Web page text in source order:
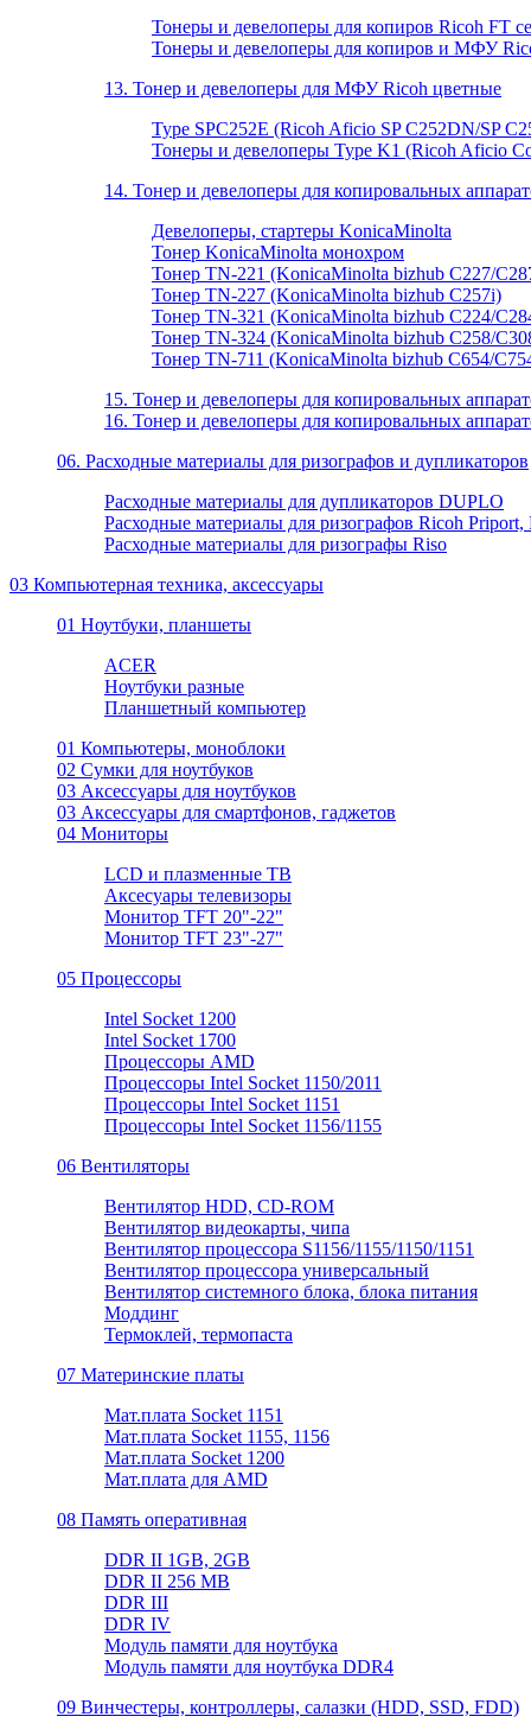
Тонеры и девелоперы для копиров Ricoh FT
Тонеры и девелоперы для копиров и МФУ
13. Тонер и девелоперы для МФУ Ricoh цветные
Type SPC252E (Ricoh Aficio SP C252DN/SP
Тонеры и девелоперы Type K1 (Ricoh Aficio
14. Тонер и девелоперы для копировальных
Девелоперы, стартеры KonicaMinolta
Тонер KonicaMinolta монохром
Тонер TN-221 (KonicaMinolta bizhub C227/
Тонер TN-227 (KonicaMinolta bizhub C257i)
Тонер TN-321 (KonicaMinolta bizhub C224/
Тонер TN-324 (KonicaMinolta bizhub C258/
Тонер TN-711 (KonicaMinolta bizhub C654/
15. Тонер и девелоперы для копировальных
16. Тонер и девелоперы для копировальных
06. Расходные материалы для ризографов и дупликаторов
Расходные материалы для дупликаторов DUPLO
Расходные материалы для ризографов Ricoh Priport,
Расходные материалы для ризографы Riso
03 Компьютерная техника, аксессуары
01 Ноутбуки, планшеты
ACER
Ноутбуки разные
Планшетный компьютер
01 Компьютеры, моноблоки
02 Сумки для ноутбуков
03 Аксессуары для ноутбуков
03 Аксессуары для смартфонов, гаджетов
04 Мониторы
LCD и плазменные ТВ
Аксесуары телевизоры
Монитор TFT 20"-22"
Монитор TFT 23"-27"
05 Процессоры
Intel Socket 1200
Intel Socket 1700
Процессоры AMD
Процессоры Intel Socket 1150/2011
Процессоры Intel Socket 1151
Процессоры Intel Socket 1156/1155
06 Вентиляторы
Вентилятор HDD, CD-ROM
Вентилятор видеокарты, чипа
Вентилятор процессора S1156/1155/1150/1151
Вентилятор процессора универсальный
Вентилятор системного блока, блока питания
Моддинг
Термоклей, термопаста
07 Материнские платы
Мат.плата Socket 1151
Мат.плата Socket 1155, 1156
Мат.плата Socket 1200
Мат.плата для AMD
08 Память оперативная
DDR II 1GB, 2GB
DDR II 256 MB
DDR III
DDR IV
Модуль памяти для ноутбука
Модуль памяти для ноутбука DDR4
09 Винчестеры, контроллеры, салазки (HDD, SSD, FDD)